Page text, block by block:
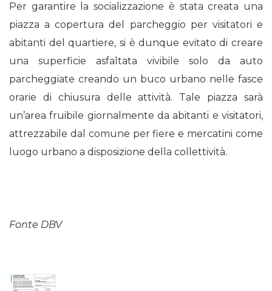
Per garantire la socializzazione è stata creata una
piazza a copertura del parcheggio per visitatori e
abitanti del quartiere, si è dunque evitato di creare
una superficie asfaltata vivibile solo da auto
parcheggiate creando un buco urbano nelle fasce
orarie di chiusura delle attività. Tale piazza sarà
un’area fruibile giornalmente da abitanti e visitatori,
attrezzabile dal comune per fiere e mercatini come
luogo urbano a disposizione della collettività.
Fonte DBV